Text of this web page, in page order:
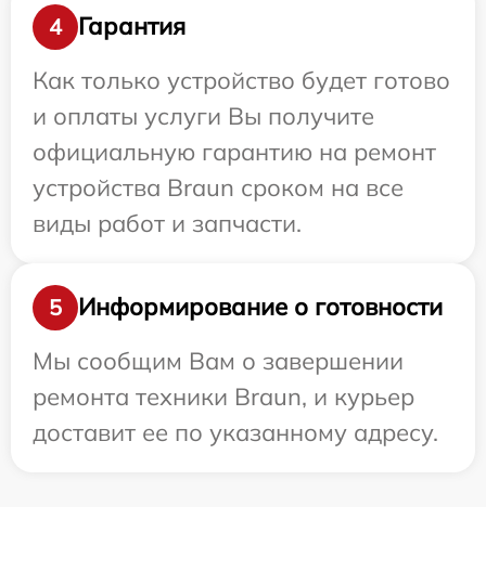
4
Гарантия
Как только устройство будет готово
и оплаты услуги Вы получите
официальную гарантию на ремонт
устройства Braun сроком на все
виды работ и запчасти.
5
Информирование о готовности
Мы сообщим Вам о завершении
ремонта техники Braun, и курьер
доставит ее по указанному адресу.